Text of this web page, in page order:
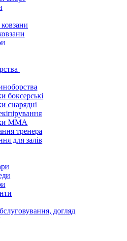
боксерські
снарядні
ММА
тренера
для залів
догляд